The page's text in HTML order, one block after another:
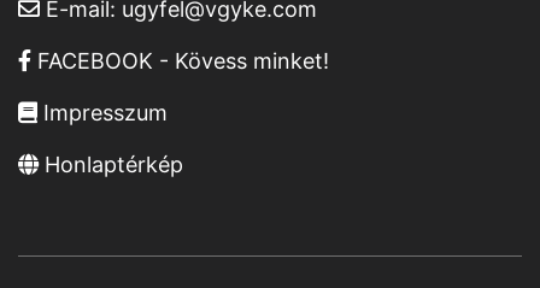
E-mail: ugyfel@vgyke.com
FACEBOOK - Kövess minket!
Impresszum
Honlaptérkép